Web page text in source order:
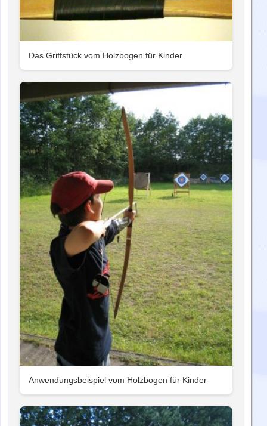
Das Griffstück vom Holzbogen für Kinder
Anwendungsbeispiel vom Holzbogen für Kinder